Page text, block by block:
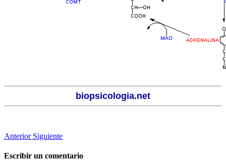
biopsicologia.net
Anterior Siguiente
Escribir un comentario